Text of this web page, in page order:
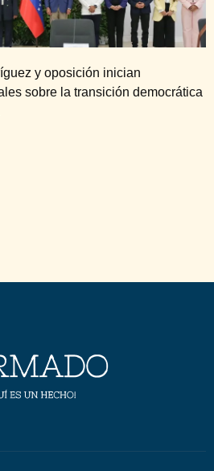
y oposición inician
sobre la transición democrática